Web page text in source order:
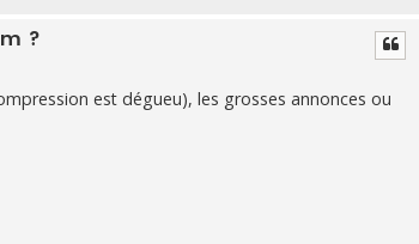
?
est dégueu), les grosses annonces ou